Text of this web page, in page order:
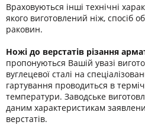
Враховуються інші технічні
якого виготовлений ніж, спосіб
раковин.
Ножі до верстатів різання
пропонуються Вашій увазі
вуглецевої сталі на
гартування проводиться в
температури. Заводське
даним характеристикам
верстатів.